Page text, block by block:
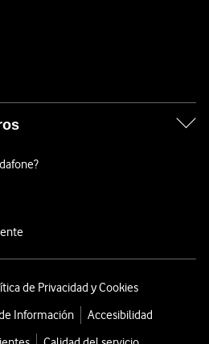
de Privacidad y Cookies
Información
Accesibilidad